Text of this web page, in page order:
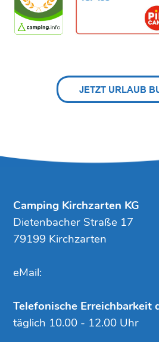
Camping Kirchzarten KG
Dietenbacher Straße 17
79199 Kirchzarten
eMail:
Telefonische Erreichbarkeit
täglich 10.00 - 12.00 Uhr